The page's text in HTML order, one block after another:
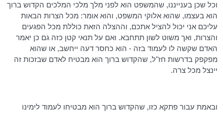
וכל שכן בענייננו, שהמשפט הוא לפני מלך מלכי המלכים הקדוש ברוך
הוא בעצמו, שהוא אלוקי המשפט, והוא אומר: מכל הצרות הבאות
עליכם אני יכול להציל אתכם, וההצלה הזאת כוללת מכל הפגעים
והצרות, ואך משוט לשון תתחבא. ואם על תנאי קטן כזה גם כן יאמר
האדם שקשה לו לעמוד בזה - הוא כחסר דעה ייחשב, או שהוא
מפקפק בדרשות חז"ל, שהקדוש ברוך הוא מבטיח לאדם שבזכות זה
יינצל מכל צרה.
ובאמת עבורפתקא כזו, שהקדוש ברוך הוא מבטיחו לעמוד לימינו